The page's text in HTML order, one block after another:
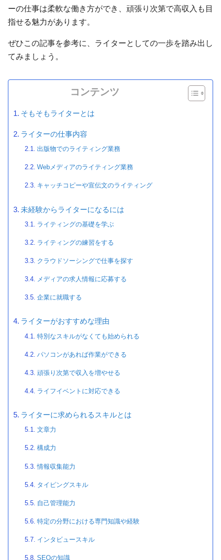
ーの仕事は柔軟な働き方ができ、頑張り次第で高収入も目
指せる魅力があります。
ぜひこの記事を参考に、ライターとしての一歩を踏み出し
てみましょう。
コンテンツ
そもそもライターとは
ライターの仕事内容
出版物でのライティング業務
Webメディアのライティング業務
キャッチコピーや宣伝文のライティング
未経験からライターになるには
ライティングの基礎を学ぶ
ライティングの練習をする
クラウドソーシングで仕事を探す
メディアの求人情報に応募する
企業に就職する
ライターがおすすめな理由
特別なスキルがなくても始められる
パソコンがあれば作業ができる
頑張り次第で収入を増やせる
ライフイベントに対応できる
ライターに求められるスキルとは
文章力
構成力
情報収集能力
タイピングスキル
自己管理能力
特定の分野における専門知識や経験
インタビュースキル
SEOの知識